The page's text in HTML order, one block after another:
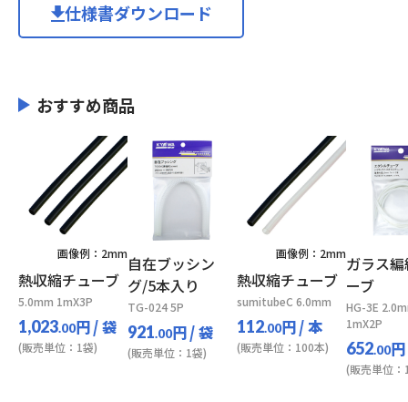
仕様書ダウンロード
おすすめ商品
画像例：2mm
熱収縮チューブ
5.0mm 1mX3P
1,023.00円/ 袋
(販売単位：1袋)
自在ブッシン
グ/5本入り
TG-024 5P
921.00円/ 袋
(販売単位：1袋)
画像例：2mm
熱収縮チューブ
sumitubeC 6.0mm
112.00円/ 本
(販売単位：100本)
ガラス
ーブ
HG-3E
1mX2P
652.00円
(販売単位：